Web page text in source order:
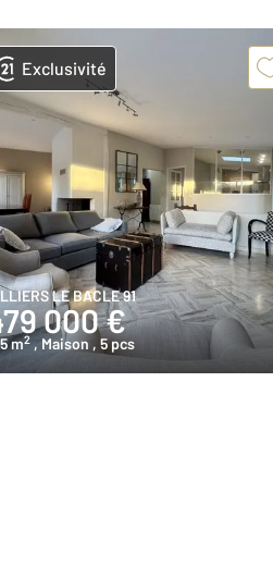
Exclusivité
LE BACLE 91
000 €
m2 , Maison , 5 pcs